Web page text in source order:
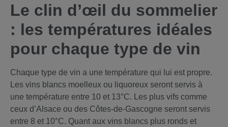
Le clin d’œil du sommelier
: les températures idéales
pour chaque type de vin
Chaque type de vin a une température qui lui est propre.
Les vins blancs moelleux ou liquoreux seront servis à
une température entre 10 et 13°C. Les plus vifs comme
ceux d’Alsace ou des Côtes-de-Gascogne seront servis
entre 8 et 10°C. Quant aux vins blancs plus ronds et